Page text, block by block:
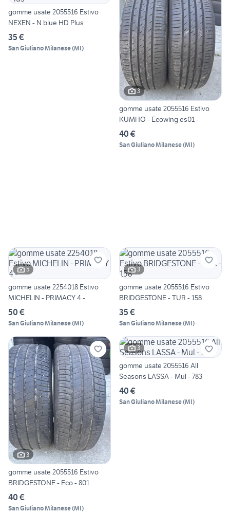
gomme usate 2055516 Estivo
NEXEN - N blue HD Plus
35 €
San Giuliano Milanese(MI)
3
gomme usate 2055516 Estivo
KUMHO - Ecowing es01 -
40 €
San Giuliano Milanese(MI)
5
gomme usate 2254018 Estivo
MICHELIN - PRIMACY 4 -
50 €
San Giuliano Milanese(MI)
3
gomme usate 2055516 Estivo
BRIDGESTONE - TUR - 158
35 €
San Giuliano Milanese(MI)
3
gomme usate 2055516 Estivo
BRIDGESTONE - Eco - 801
40 €
San Giuliano Milanese(MI)
3
gomme usate 2055516 All
Seasons LASSA - Mul - 783
40 €
San Giuliano Milanese(MI)